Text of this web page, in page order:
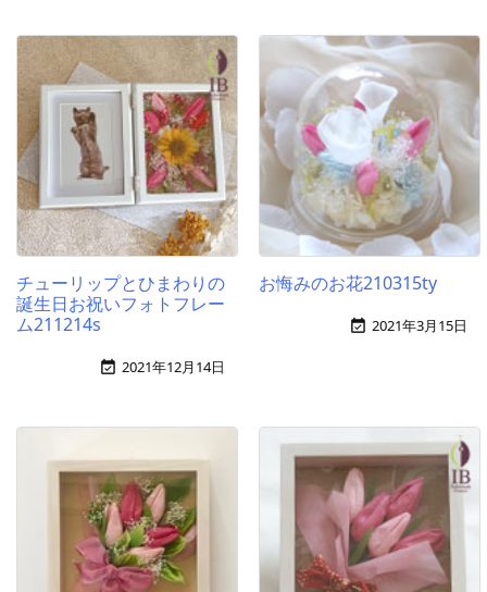
チューリップとひまわりの
誕生日お祝いフォトフレー
ム211214s
 2021年12月14日
お悔みのお花210315ty
 2021年3月15日